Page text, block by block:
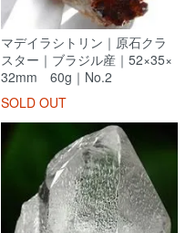
マデイラシトリン｜原石クラ
スター｜ブラジル産｜52×35×
32mm 60g｜No.2
SOLD OUT